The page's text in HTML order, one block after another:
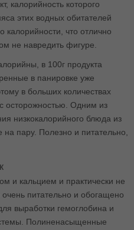
калорийность которого
этих водных обитателей
калорийности, что отлично
не навредить фигуре.
в 100г продукта
в панировке уже
в больших количествах
осторожностью. Одним из
низкокалорийного блюда из
на пару. Полезно и питательно,
и кальцием и практически не
питательно и обогащено
выработки гемоглобина и
Полиненасыщенные